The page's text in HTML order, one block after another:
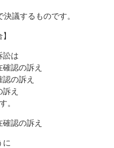
するものです。
合】
訟は
認の訴え
の訴え
え
。
認の訴え